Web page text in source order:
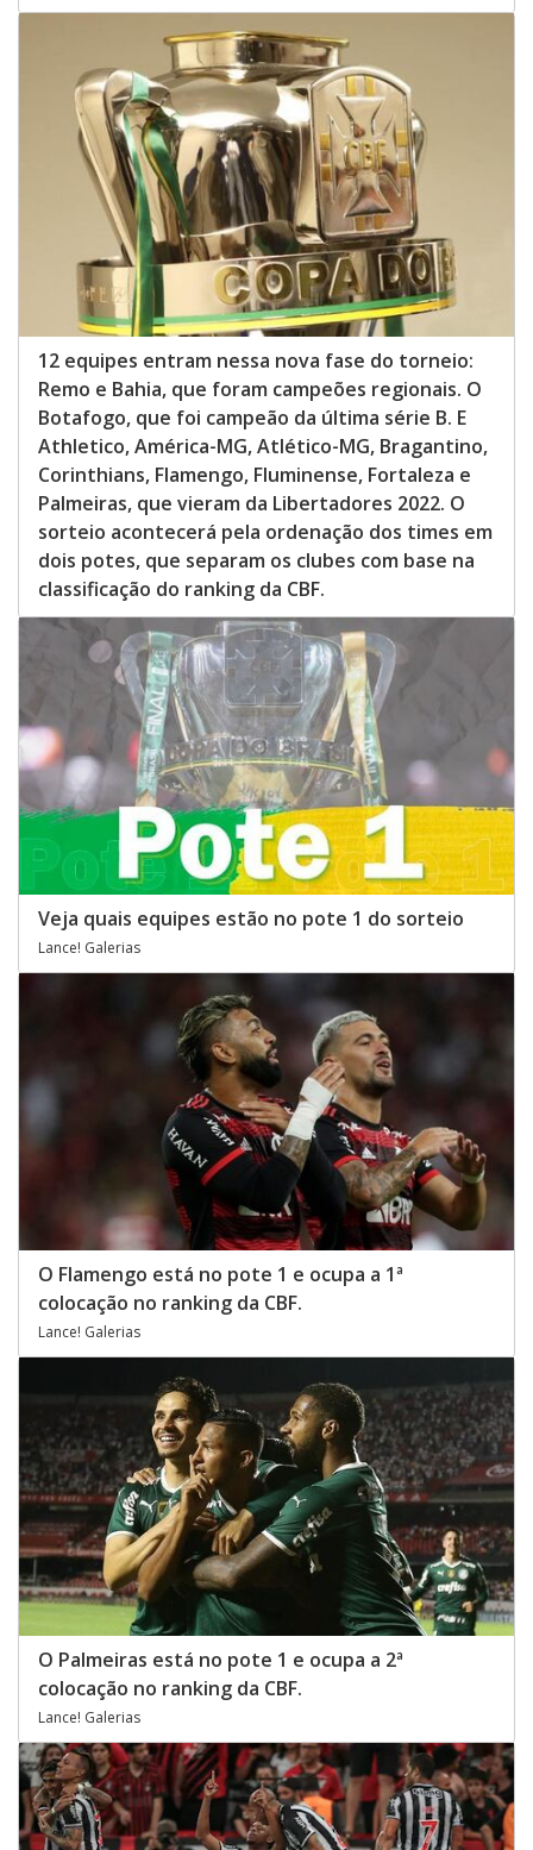
12 equipes entram nessa nova fase do torneio:
Remo e Bahia, que foram campeões regionais. O
Botafogo, que foi campeão da última série B. E
Athletico, América-MG, Atlético-MG, Bragantino,
Corinthians, Flamengo, Fluminense, Fortaleza e
Palmeiras, que vieram da Libertadores 2022. O
sorteio acontecerá pela ordenação dos times em
dois potes, que separam os clubes com base na
classificação do ranking da CBF.
Veja quais equipes estão no pote 1 do sorteio
Lance! Galerias
O Flamengo está no pote 1 e ocupa a 1ª
colocação no ranking da CBF.
Lance! Galerias
O Palmeiras está no pote 1 e ocupa a 2ª
colocação no ranking da CBF.
Lance! Galerias